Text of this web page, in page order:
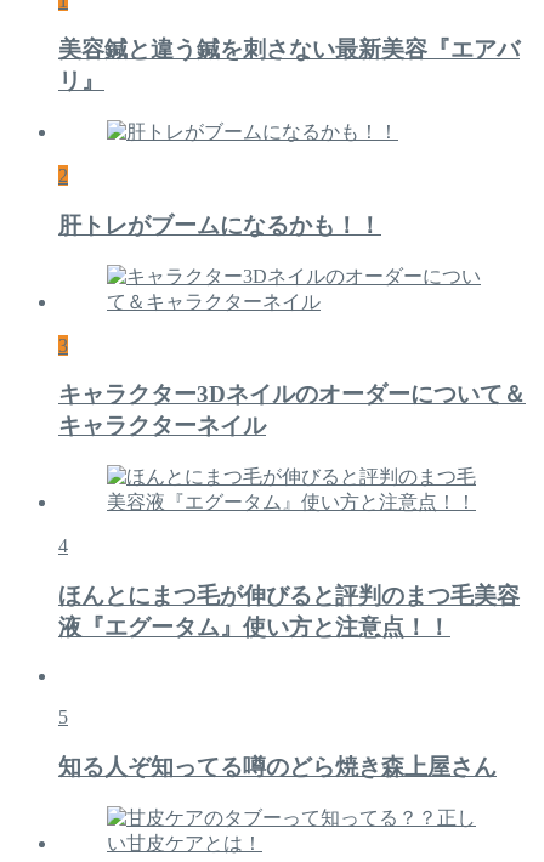
美容鍼と違う鍼を刺さない最新美容『エアバ
リ』
2
肝トレがブームになるかも！！
3
キャラクター3Dネイルのオーダーについて＆
キャラクターネイル
4
ほんとにまつ毛が伸びると評判のまつ毛美容
液『エグータム』使い方と注意点！！
5
知る人ぞ知ってる噂のどら焼き森上屋さん